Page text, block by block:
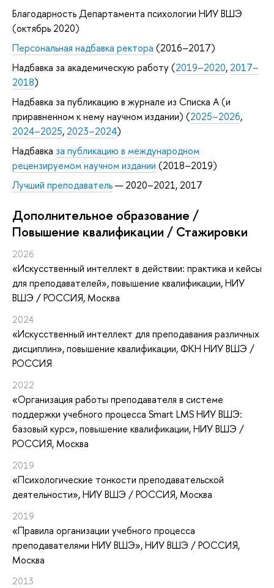
Благодарность Департамента психологии НИУ ВШЭ
(октябрь 2020)
Персональная надбавка ректора (2016–2017)
Надбавка за академическую работу (2019–2020, 2017–
2018)
Надбавка за публикацию в журнале из Списка А (и
приравненном к нему научном издании) (2025–2026,
2024–2025, 2023–2024)
Надбавка за публикацию в международном
рецензируемом научном издании (2018–2019)
Лучший преподаватель— 2020–2021, 2017
Дополнительное образование /
Повышение квалификации / Стажировки
2026
«Искусственный интеллект в действии: практика и кейсы
для преподавателей», повышение квалификации, НИУ
ВШЭ / РОССИЯ, Москва
2024
«Искусственный интеллект для преподавания различных
дисциплин», повышение квалификации, ФКН НИУ ВШЭ /
РОССИЯ
2022
«Организация работы преподавателя в системе
поддержки учебного процесса Smart LMS НИУ ВШЭ:
базовый курс», повышение квалификации, НИУ ВШЭ /
РОССИЯ, Москва
2019
«Психологические тонкости преподавательской
деятельности», НИУ ВШЭ / РОССИЯ, Москва
2019
«Правила организации учебного процесса
преподавателями НИУ ВШЭ», НИУ ВШЭ / РОССИЯ,
Москва
2013